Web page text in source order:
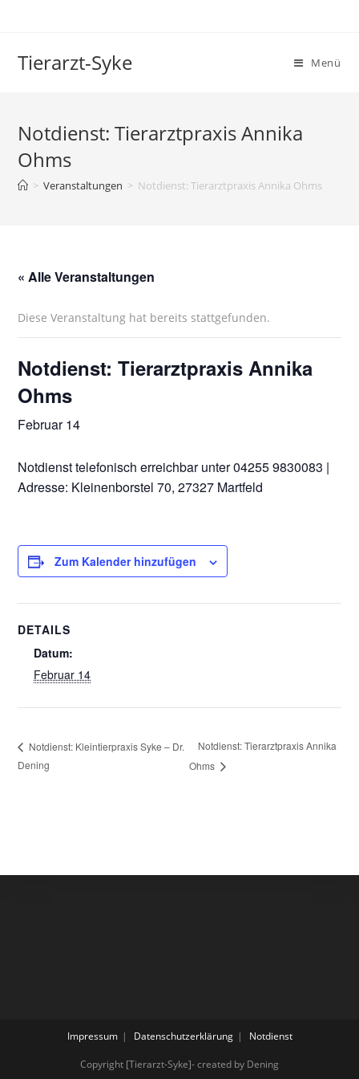
Tierarzt-Syke Menü
Notdienst: Tierarztpraxis Annika
Ohms
> Veranstaltungen > Notdienst: Tierarztpraxis Annika Ohms
« Alle Veranstaltungen
Diese Veranstaltung hat bereits stattgefunden.
Notdienst: Tierarztpraxis Annika
Ohms
Februar 14
Notdienst telefonisch erreichbar unter 04255 9830083 |
Adresse: Kleinenborstel 70, 27327 Martfeld
Zum Kalender hinzufügen
DETAILS
Datum:
Februar 14
Notdienst: Kleintierpraxis Syke – Dr.
Dening
Notdienst: Tierarztpraxis Annika
Ohms
Impressum Datenschutzerklärung Notdienst
Copyright [Tierarzt-Syke]- created by Dening